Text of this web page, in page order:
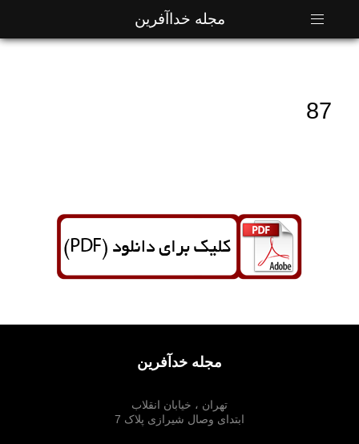
مجله خداآفرین
87
مجله خدآفرین
تهران ، خیابان انقلاب
ابتدای وصال شیرازی پلاک 7